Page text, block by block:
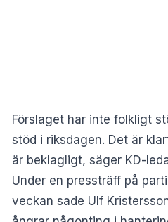
Förslaget har inte folkligt
stöd i riksdagen. Det är
är beklagligt, säger KD-
Under en pressträff på
veckan sade Ulf